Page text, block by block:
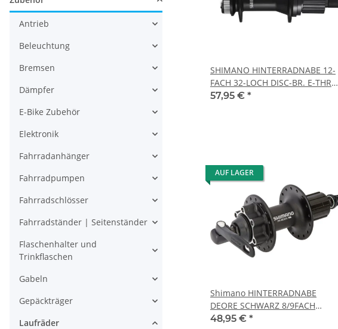
SHIMANO HINTERRADNABE 12-
FACH 32-LOCH DISC-BR. E-THRU
12MM,OLD: 148
57,95 € *
AUF LAGER
Shimano HINTERRADNABE
DEORE SCHWARZ 8/9FACH
32L,135MM -LOGO,6-LOCH
48,95 € *
Antrieb
Beleuchtung
Bremsen
Dämpfer
E-Bike Zubehör
Elektronik
Fahrradanhänger
Fahrradpumpen
Fahrradschlösser
Fahrradständer | Seitenständer
Flaschenhalter und
Trinkflaschen
Gabeln
Gepäckträger
Laufräder